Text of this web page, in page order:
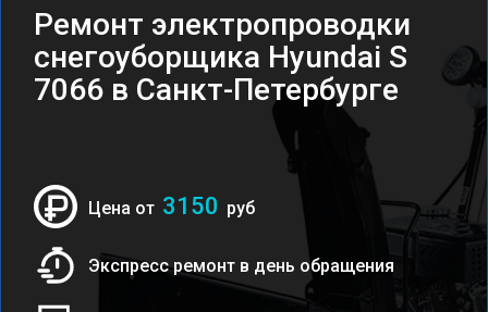
Ремонт электропроводки
снегоуборщика Hyundai S
7066 в Санкт-Петербурге
Цена от 3150 руб
Экспресс ремонт в день обращения